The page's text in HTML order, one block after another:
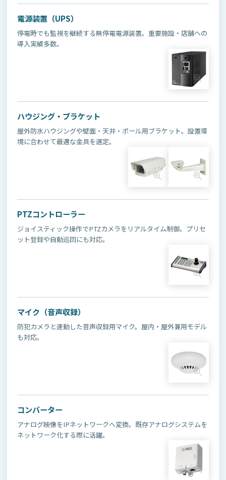
電源装置（UPS）
停電時でも監視を継続する無停電電源装置。重要施設・店舗への
導入実績多数。
ハウジング・ブラケット
屋外防水ハウジングや壁面・天井・ポール用ブラケット。設置環
境に合わせて最適な金具を選定。
PTZコントローラー
ジョイスティック操作でPTZカメラをリアルタイム制御。プリセ
ット登録や自動巡回にも対応。
マイク（音声収録）
防犯カメラと連動した音声収録用マイク。屋内・屋外兼用モデル
も対応。
コンバーター
アナログ映像をIPネットワークへ変換。既存アナログシステムを
ネットワーク化する際に活躍。